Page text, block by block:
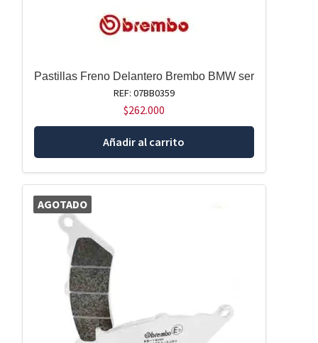
Pastillas Freno Delantero Brembo BMW ser
REF: 07BB0359
$262.000
Añadir al carrito
AGOTADO